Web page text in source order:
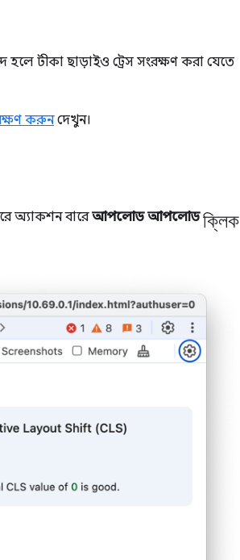
হলে টীকা ছাড়াইও ট্রেস সংরক্ষণ করা যেতে
করুনদেখুন।
অ্যাকশন বারেআপলোড আপলোড ক্লিক